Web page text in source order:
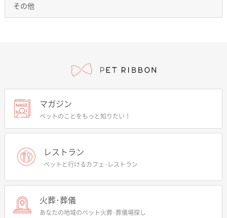
その他
マガジン
ペットのことをもっと知りたい！
レストラン
ペットと行けるカフェ･レストラン
火葬･葬儀
あなたの地域のペット火葬･葬儀場探し